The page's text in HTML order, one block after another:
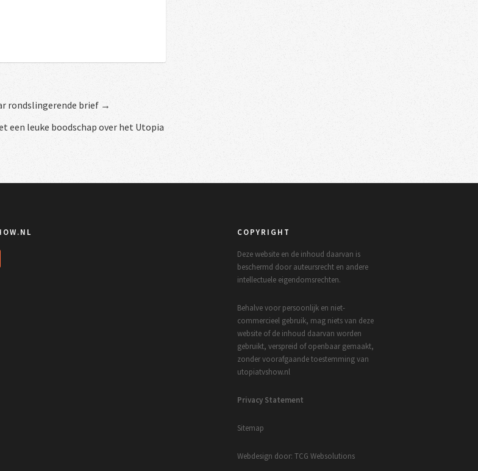
rondslingerende brief →
een leuke boodschap over het Utopia
COPYRIGHT
Deze website en de inhoud daarvan is
beschermd door auteursrecht en andere
intellectuele eigendomsrechten.
Behalve voor persoonlijk en niet-
commercieel gebruik, mag niets van deze
website of de inhoud daarvan worden
gebruikt, verspreid of openbaar gemaakt,
zonder voorafgaande toestemming van
utopiatvshow.nl
Privacy Statement
Sitemap
Webdesign door: TCG Websolutions